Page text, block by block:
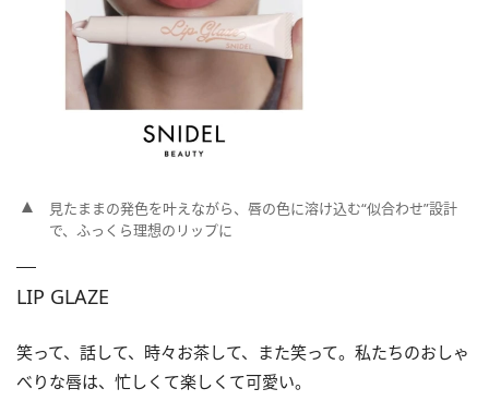
見たままの発色を叶えながら、唇の色に溶け込む“似合わせ”設計
で、ふっくら理想のリップに
LIP GLAZE
笑って、話して、時々お茶して、また笑って。私たちのおしゃ
べりな唇は、忙しくて楽しくて可愛い。